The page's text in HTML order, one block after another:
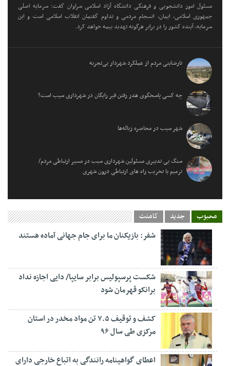
مسئول امور دانشجویی و فرهنگی دانشگاه آزاد اسلامی سراوان گفت: سرمایه اصلی
جمهوری اسلامی، ایمان، انسجام مردمی و تداوم گفتمان انقلاب اسلامی است و این
سرمایه، آینده کشور را در برابر هرگونه تهدید بیمه خواهد کرد.
نارضایتی مردم از عملکرد شهردار بی‌تجربه
چه کسی پاسخگوی هدر رفتن قیر رایگان در شهرداری سیب است؟
شهر سیب در محاصره زباله‌ها
سنگ بی تدبیری مسئولین شهرداری سیب در مسیر ارتباطی مردم/
ترمیم یا تخریب راه های ارتباطی درون شهری
محبوب جدید کامنت
شفر: بازیکنان ما برای جام جهانی آماده هستند
شکست پرسپولیس برابر سایپا/ دایی اجازه نداد
برانکو قهرمان شود
کشف و توقیف ۷.۵ تن مواد مخدر در استان
مرکزی طی سال ۹۶
اعطای گواهینامه رانندگی به اتباع خارجی دارای